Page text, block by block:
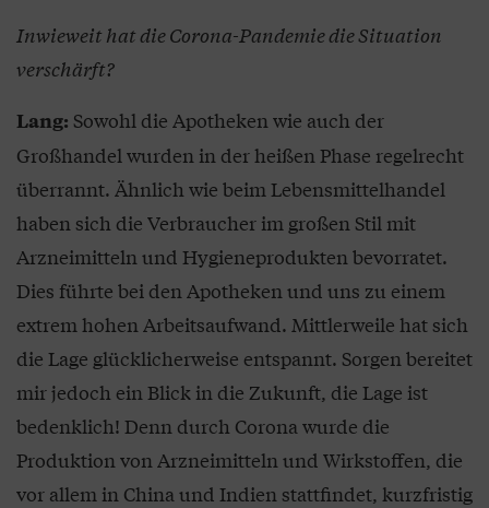
Inwieweit hat die Corona-Pandemie die Situation
verschärft?
Lang: Sowohl die Apotheken wie auch der
Großhandel wurden in der heißen Phase regelrecht
überrannt. Ähnlich wie beim Lebensmittelhandel
haben sich die Verbraucher im großen Stil mit
Arzneimitteln und Hygieneprodukten bevorratet.
Dies führte bei den Apotheken und uns zu einem
extrem hohen Arbeitsaufwand. Mittlerweile hat sich
die Lage glücklicherweise entspannt. Sorgen bereitet
mir jedoch ein Blick in die Zukunft, die Lage ist
bedenklich! Denn durch Corona wurde die
Produktion von Arzneimitteln und Wirkstoffen, die
vor allem in China und Indien stattfindet, kurzfristig